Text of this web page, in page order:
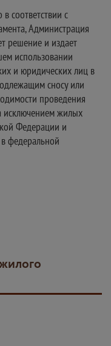
соответствии с
Администрация
решение и издает
использовании
и юридических лиц в
сносу или
проведения
исключением жилых
Федерации и
федеральной